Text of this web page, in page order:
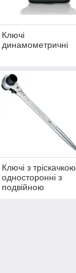
Ключі
динамометричні
Ключі з тріскачкою
односторонні з
подвійною